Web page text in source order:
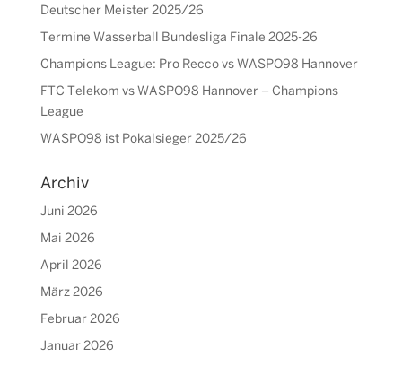
Deutscher Meister 2025/26
Termine Wasserball Bundesliga Finale 2025-26
Champions League: Pro Recco vs WASPO98 Hannover
FTC Telekom vs WASPO98 Hannover – Champions
League
WASPO98 ist Pokalsieger 2025/26
Archiv
Juni 2026
Mai 2026
April 2026
März 2026
Februar 2026
Januar 2026